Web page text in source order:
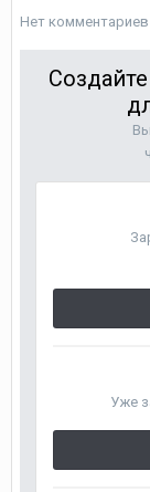
Нет
Уже